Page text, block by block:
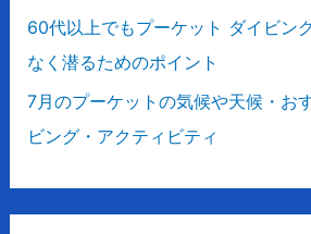
60代以上でもプーケット ダイビン
なく潜るためのポイント
7月のプーケットの気候や天候・お
ビング・アクティビティ